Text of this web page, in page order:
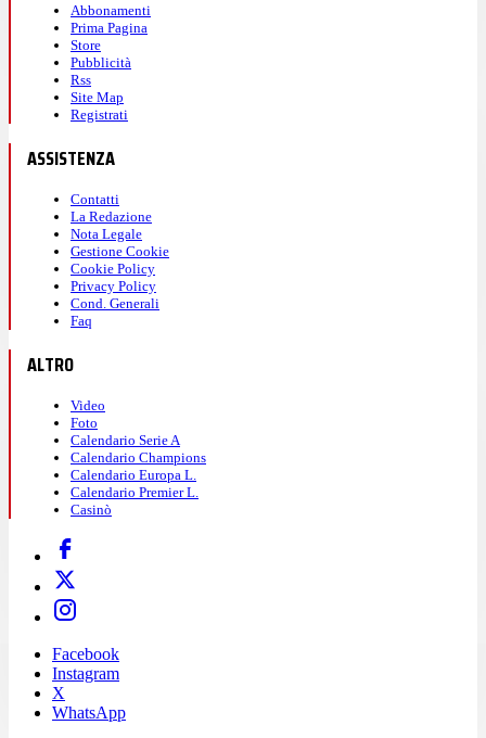
Abbonamenti
Prima Pagina
Store
Pubblicità
Rss
Site Map
Registrati
ASSISTENZA
Contatti
La Redazione
Nota Legale
Gestione Cookie
Cookie Policy
Privacy Policy
Cond. Generali
Faq
ALTRO
Video
Foto
Calendario Serie A
Calendario Champions
Calendario Europa L.
Calendario Premier L.
Casinò
Facebook
Instagram
X
WhatsApp